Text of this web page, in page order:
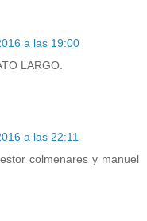
a las 19:00
LARGO.
a las 22:11
colmenares y manuel